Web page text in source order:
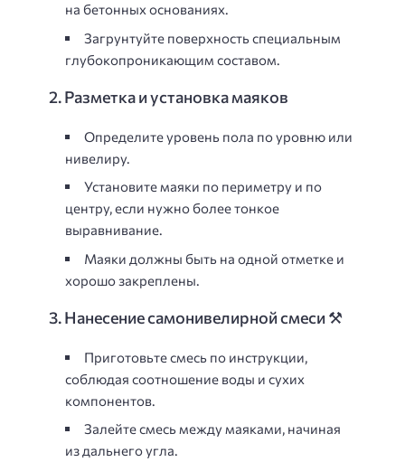
на бетонных основаниях.
Загрунтуйте поверхность специальным
глубокопроникающим составом.
2. Разметка и установка маяков
Определите уровень пола по уровню или
нивелиру.
Установите маяки по периметру и по
центру, если нужно более тонкое
выравнивание.
Маяки должны быть на одной отметке и
хорошо закреплены.
3. Нанесение самонивелирной смеси ⚒️
Приготовьте смесь по инструкции,
соблюдая соотношение воды и сухих
компонентов.
Залейте смесь между маяками, начиная
из дальнего угла.